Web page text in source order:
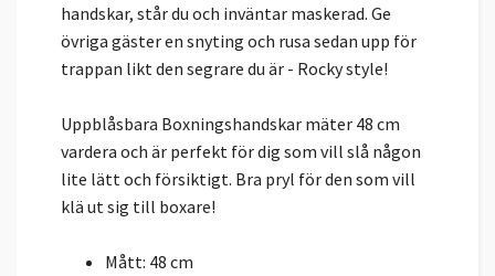
handskar, står du och inväntar maskerad. Ge
övriga gäster en snyting och rusa sedan upp för
trappan likt den segrare du är - Rocky style!
Uppblåsbara Boxningshandskar mäter 48 cm
vardera och är perfekt för dig som vill slå någon
lite lätt och försiktigt. Bra pryl för den som vill
klä ut sig till boxare!
Mått: 48 cm